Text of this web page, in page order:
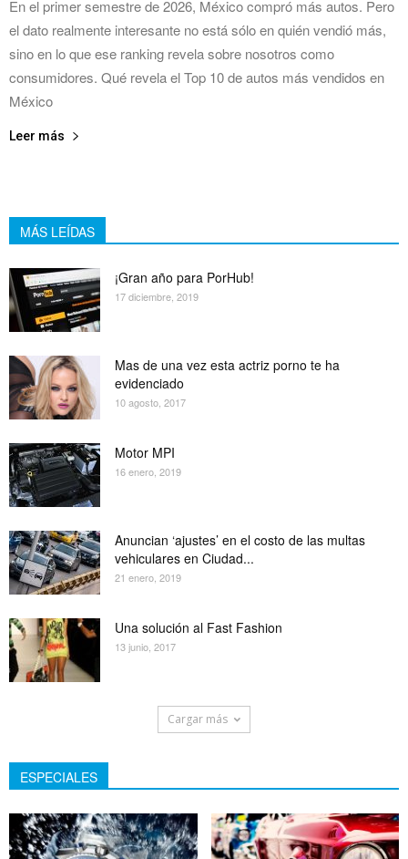
En el primer semestre de 2026, México compró más autos. Pero
el dato realmente interesante no está sólo en quién vendió más,
sino en lo que ese ranking revela sobre nosotros como
consumidores. Qué revela el Top 10 de autos más vendidos en
México
Leer más
MÁS LEÍDAS
¡Gran año para PorHub!
17 diciembre, 2019
Mas de una vez esta actriz porno te ha
evidenciado
10 agosto, 2017
Motor MPI
16 enero, 2019
Anuncian ‘ajustes’ en el costo de las multas
vehiculares en Ciudad...
21 enero, 2019
Una solución al Fast Fashion
13 junio, 2017
Cargar más
ESPECIALES